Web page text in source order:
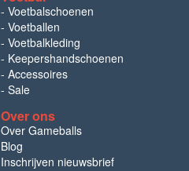
- Voetbalschoenen
- Voetballen
- Voetbalkleding
- Keepershandschoenen
- Accessoires
- Sale
Over ons
Over Gameballs
Blog
Inschrijven nieuwsbrief